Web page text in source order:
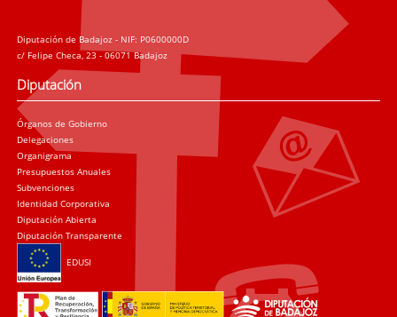
Diputación de Badajoz - NIF: P0600000D
c/ Felipe Checa, 23 - 06071 Badajoz
Diputación
Órganos de Gobierno
Delegaciones
Organigrama
Presupuestos Anuales
Subvenciones
Identidad Corporativa
Diputación Abierta
Diputación Transparente
EDUSI